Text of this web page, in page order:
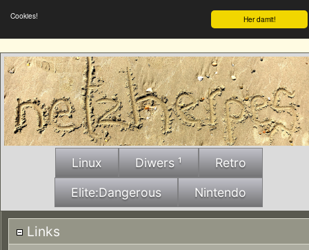
Her damit!
Cookies!
Linux Diwers ¹ Retro
Elite:Dangerous Nintendo
Links